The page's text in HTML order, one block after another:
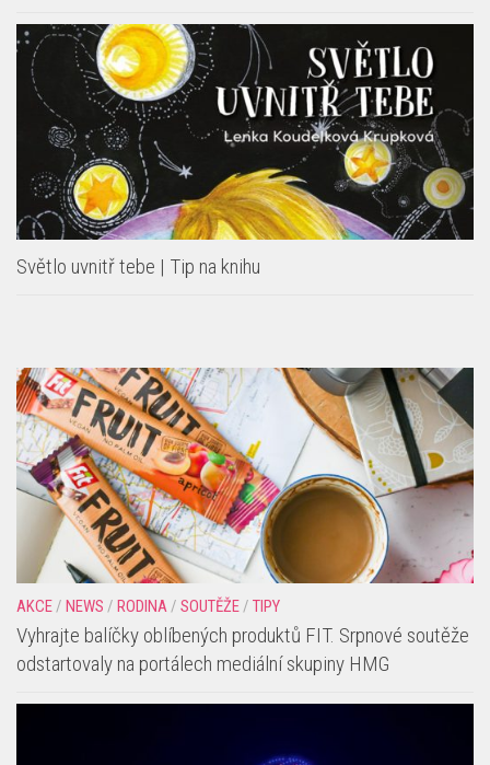
Světlo uvnitř tebe | Tip na knihu
AKCE/ NEWS / RODINA/ SOUTĚŽE/ TIPY
Vyhrajte balíčky oblíbených produktů FIT. Srpnové soutěže
odstartovaly na portálech mediální skupiny HMG